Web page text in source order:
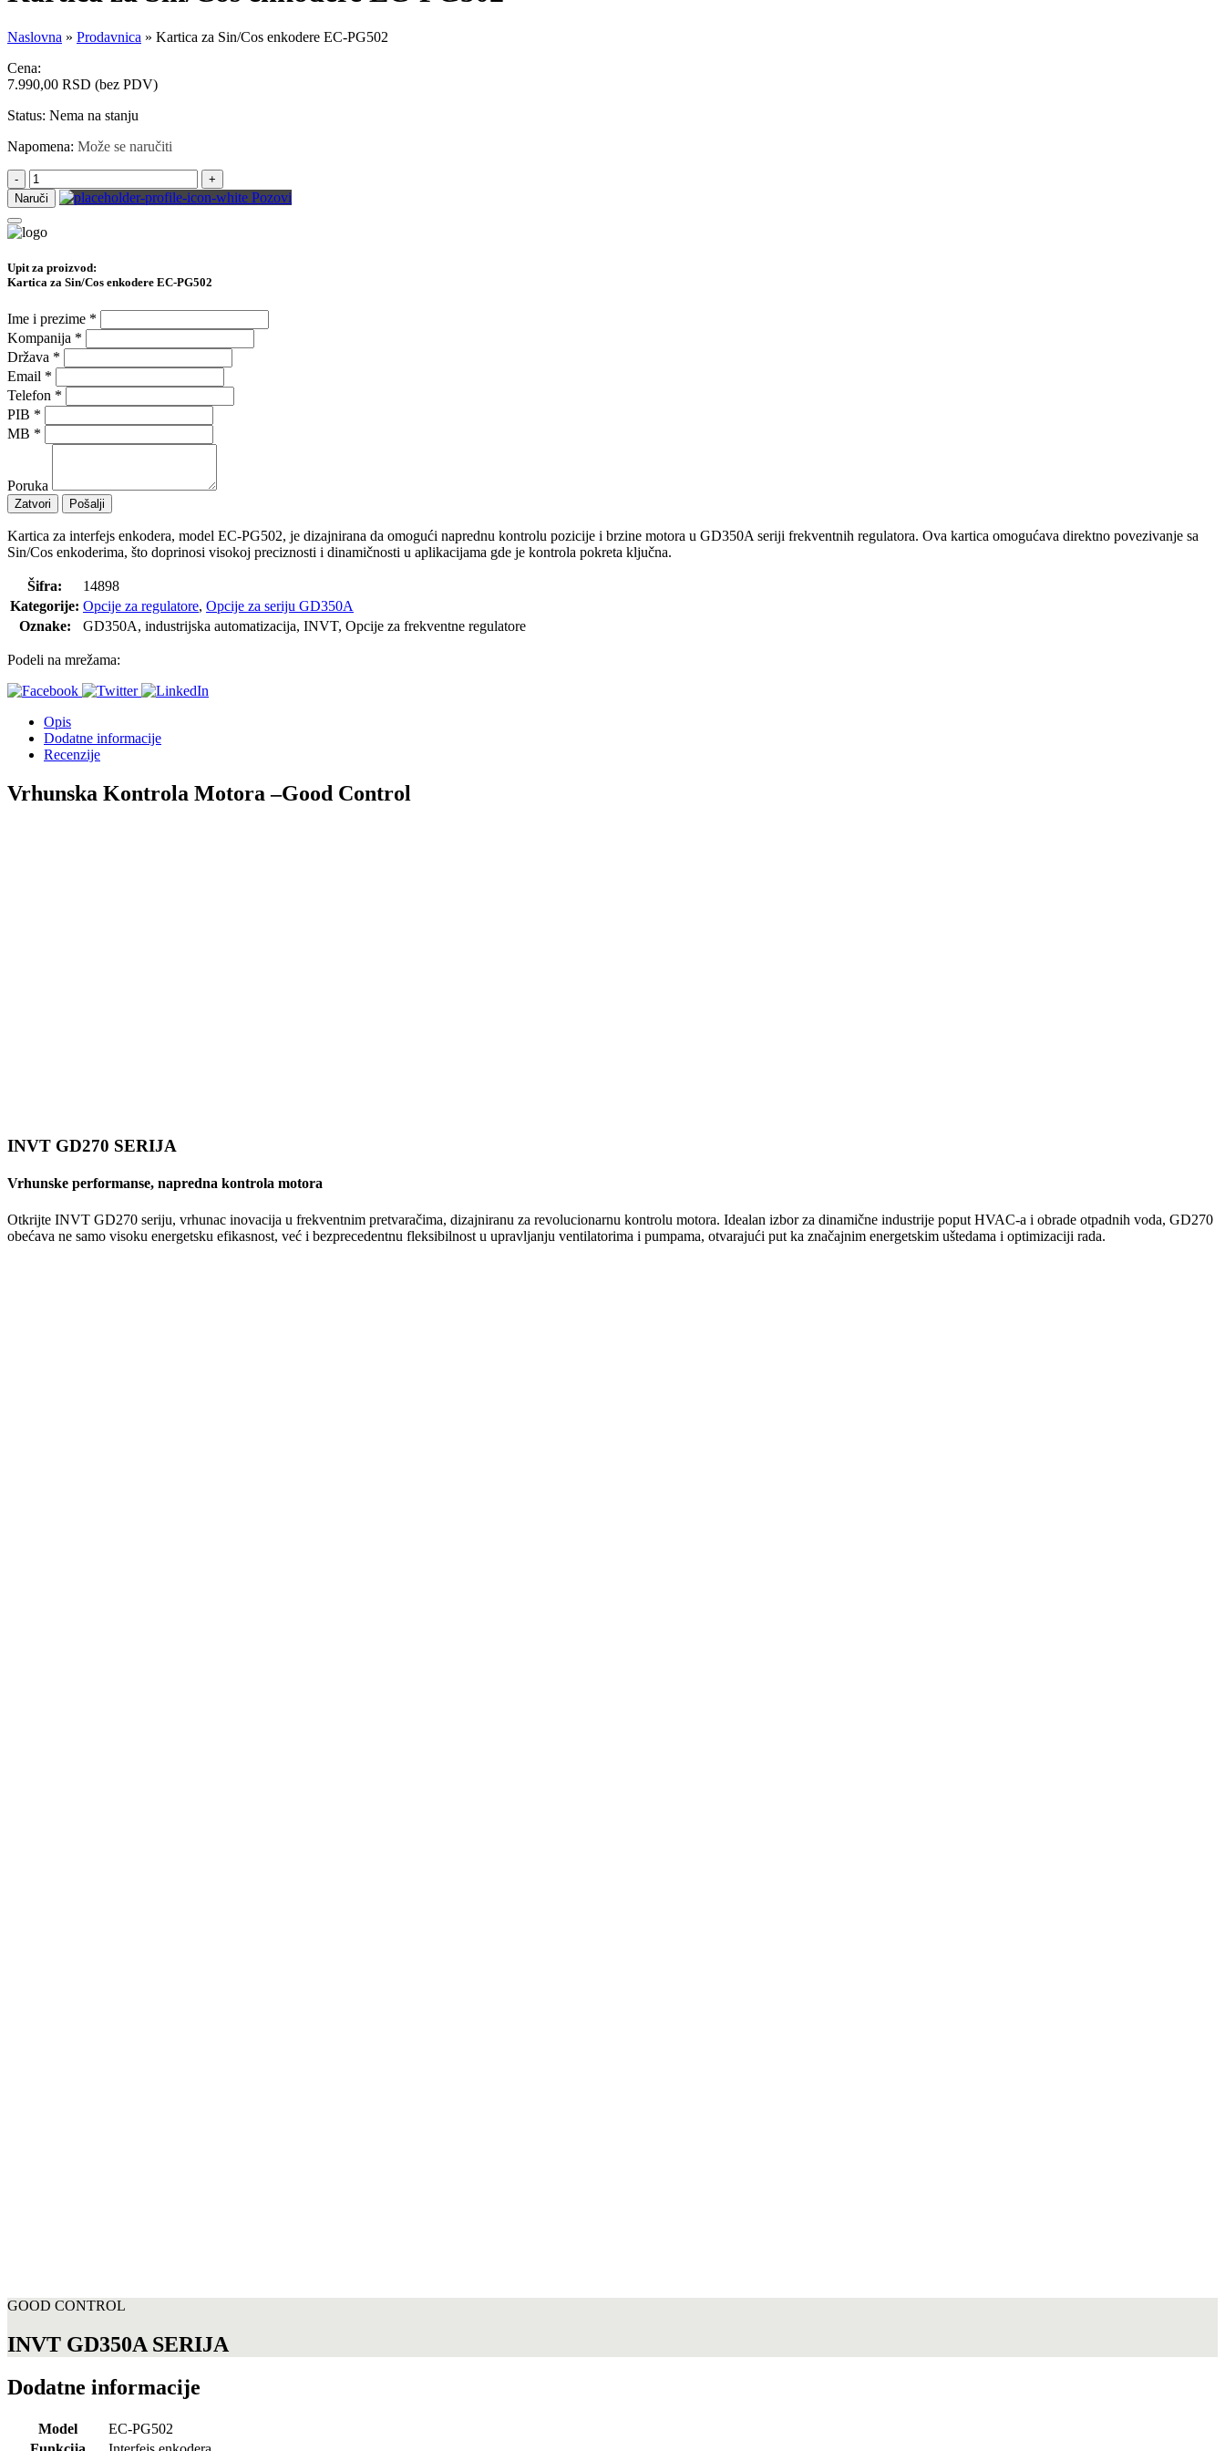
Naslovna » Prodavnica » Kartica za Sin/Cos enkodere EC-PG502
Cena:
7.990,00 RSD (bez PDV)
Status: Nema na stanju
Napomena: Može se naručiti
-
+
Naruči
Pozovi
Upit za proizvod:
Kartica za Sin/Cos enkodere EC-PG502
Ime i prezime *
Kompanija *
Država *
Email *
Telefon *
PIB *
MB *
Poruka
Zatvori Pošalji
Kartica za interfejs enkodera, model EC-PG502, je dizajnirana da omogući naprednu kontrolu pozicije i brzine motora u GD350A seriji frekventnih regulatora. Ova kartica omogućava direktno povezivanje sa
Sin/Cos enkoderima, što doprinosi visokoj preciznosti i dinamičnosti u aplikacijama gde je kontrola pokreta ključna.
Šifra:
14898
Kategorije: Opcije za regulatore, Opcije za seriju GD350A
Oznake:
GD350A, industrijska automatizacija, INVT, Opcije za frekventne regulatore
Podeli na mrežama:
Opis
Dodatne informacije
Recenzije
Vrhunska Kontrola Motora –Good Control
INVT GD270 SERIJA
Vrhunske performanse, napredna kontrola motora
Otkrijte INVT GD270 seriju, vrhunac inovacija u frekventnim pretvaračima, dizajniranu za revolucionarnu kontrolu motora. Idealan izbor za dinamične industrije poput HVAC-a i obrade otpadnih voda, GD270
obećava ne samo visoku energetsku efikasnost, već i bezprecedentnu fleksibilnost u upravljanju ventilatorima i pumpama, otvarajući put ka značajnim energetskim uštedama i optimizaciji rada.
GOOD CONTROL
INVT GD350A SERIJA
Dodatne informacije
Model
EC-PG502